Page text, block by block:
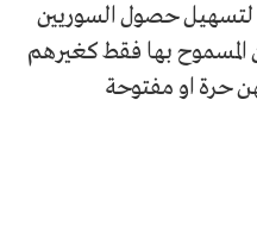
لتسهيل حصول السوريين
بها فقط كغيرهم
حرة او مفتوحة